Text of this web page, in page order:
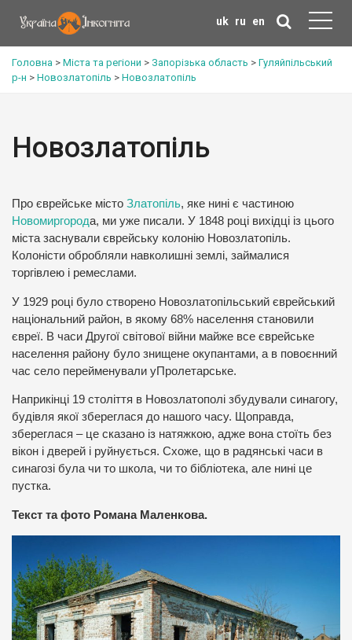
uk ru en
Головна > Міста та регіони > Запорізька область > Гуляйпільський
р-н > Новозлатопіль > Новозлатопіль
Новозлатопіль
Про єврейське місто Златопіль, яке нині є частиною
Новомиргорода, ми уже писали. У 1848 році вихідці із цього
міста заснували єврейську колонію Новозлатопіль.
Колоністи обробляли навколишні землі, займалися
торгівлею і ремеслами.
У 1929 році було створено Новозлатопільський єврейський
національний район, в якому 68% населення становили
євреї. В часи Другої світової війни майже все єврейське
населення району було знищене окупантами, а в повоєнний
час село перейменували уПролетарське.
Наприкінці 19 століття в Новозлатополі збудували синагогу,
будівля якої збереглася до нашого часу. Щоправда,
збереглася – це сказано із натяжкою, адже вона стоїть без
вікон і дверей і руйнується. Схоже, що в радянські часи в
синагозі була чи то школа, чи то бібліотека, але нині це
пустка.
Текст та фото Романа Маленкова.